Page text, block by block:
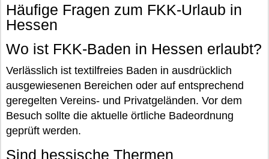
Häufige Fragen zum FKK-Urlaub in
Hessen
Wo ist FKK-Baden in Hessen erlaubt?
Verlässlich ist textilfreies Baden in ausdrücklich
ausgewiesenen Bereichen oder auf entsprechend
geregelten Vereins- und Privatgeländen. Vor dem
Besuch sollte die aktuelle örtliche Badeordnung
geprüft werden.
Sind hessische Thermen